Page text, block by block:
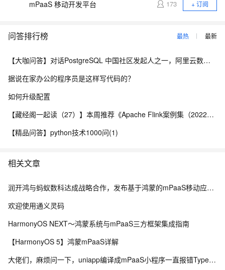
mPaaS 移动开发平台 173 + 订阅
问答排行榜 最热 最新
【大咖问答】对话PostgreSQL 中国社区发起人之一，阿里云数据库高级专家 德哥
据说在家办公的程序员是这样写代码的？
如何升级配置
【藏经阁一起读（27）】本周推荐《Apache Flink案例集（2022版）》，你有哪些心得？
【精品问答】python技术1000问(1)
相关文章
润开鸿与蚂蚁数科达成战略合作，发布基于鸿蒙的mPaaS移动应用开发产品
欢迎使用通义灵码
HarmonyOS NEXT～鸿蒙系统与mPaaS三方框架集成指南
【HarmonyOS 5】鸿蒙mPaaS详解
大佬们，麻烦问一下，uniapp编译成mPaaS小程序一直报错TypeError: Cannot read properties of undefined (reading 'apply')是因为什么